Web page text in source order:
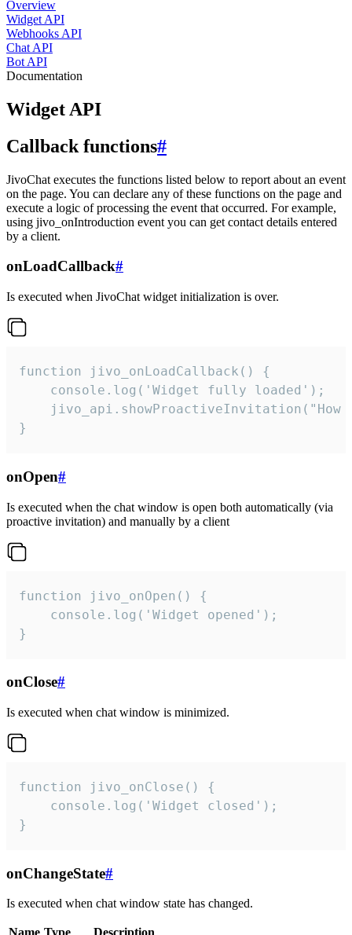
Overview
Widget API
Webhooks API
Chat API
Bot API
Documentation
Widget API
Callback functions#
JivoChat executes the functions listed below to report about an event
on the page. You can declare any of these functions on the page and
execute a logic of processing the event that occurred. For example,
using jivo_onIntroduction event you can get contact details entered
by a client.
onLoadCallback#
Is executed when JivoChat widget initialization is over.
function jivo_onLoadCallback() {
    console.log('Widget fully loaded');
jivo_api.showProactiveInvitation("How
}
onOpen#
Is executed when the chat window is open both automatically (via
proactive invitation) and manually by a client
function jivo_onOpen() {
    console.log('Widget opened');
}
onClose#
Is executed when chat window is minimized.
function jivo_onClose() {
    console.log('Widget closed');
}
onChangeState#
Is executed when chat window state has changed.